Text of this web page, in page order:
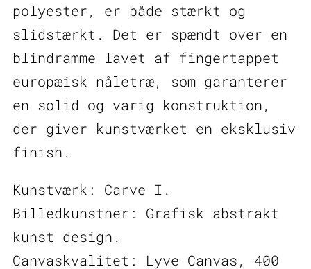
polyester, er både stærkt og
slidstærkt. Det er spændt over en
blindramme lavet af fingertappet
europæisk nåletræ, som garanterer
en solid og varig konstruktion,
der giver kunstværket en eksklusiv
finish.
Kunstværk: Carve I.
Billedkunstner: Grafisk abstrakt
kunst design.
Canvaskvalitet: Lyve Canvas, 400